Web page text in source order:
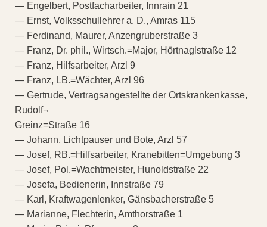
— Engelbert, Postfacharbeiter, Innrain 21
— Ernst, Volksschullehrer a. D., Amras 115
— Ferdinand, Maurer, Anzengruberstraße 3
— Franz, Dr. phil., Wirtsch.=Major, Hörtnaglstraße 12
— Franz, Hilfsarbeiter, Arzl 9
— Franz, LB.=Wächter, Arzl 96
— Gertrude, Vertragsangestellte der Ortskrankenkasse,
Rudolf¬
Greinz=Straße 16
— Johann, Lichtpauser und Bote, Arzl 57
— Josef, RB.=Hilfsarbeiter, Kranebitten=Umgebung 3
— Josef, Pol.=Wachtmeister, Hunoldstraße 22
— Josefa, Bedienerin, Innstraße 79
— Karl, Kraftwagenlenker, Gänsbacherstraße 5
— Marianne, Flechterin, Amthorstraße 1